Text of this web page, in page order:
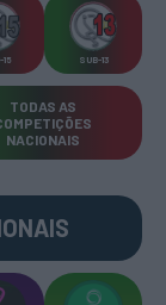
15 SUB-13
TODAS AS
NACIONAIS